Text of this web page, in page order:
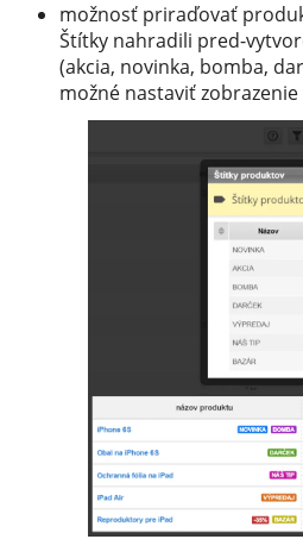
možnosť priraďovať
Štítky nahradili pred-
(akcia, novinka, bomba,
možné nastaviť